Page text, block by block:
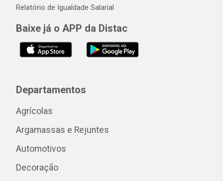
Relatório de Igualdade Salarial
Baixe já o APP da Distac
Departamentos
Agrícolas
Argamassas e Rejuntes
Automotivos
Decoração